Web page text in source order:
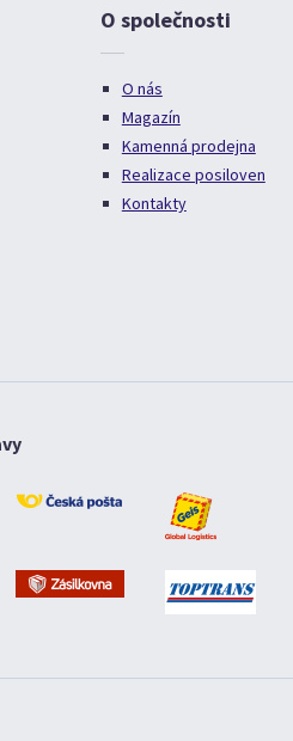
O společnosti
O nás
Magazín
Kamenná prodejna
Realizace posiloven
Kontakty